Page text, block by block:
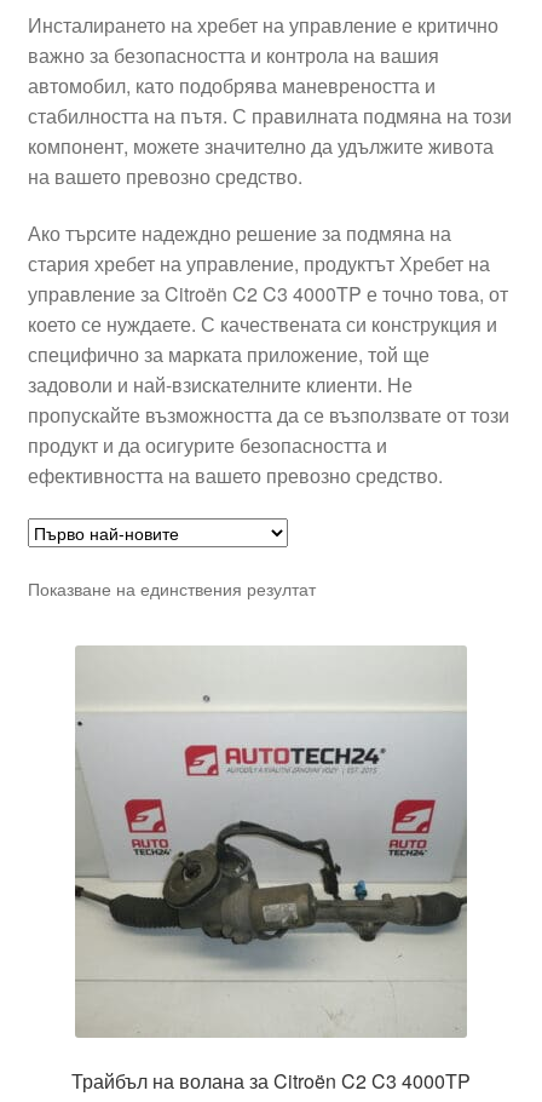
Политика за поверителност
Правила и условия
Процедура за рекламации
Транспорт
Инсталирането на хребет на управление е критично
важно за безопасността и контрола на вашия
автомобил, като подобрява маневреността и
стабилността на пътя. С правилната подмяна на този
компонент, можете значително да удължите живота
на вашето превозно средство.
Ако търсите надеждно решение за подмяна на
стария хребет на управление, продуктът Хребет на
управление за Citroën C2 C3 4000TP е точно това, от
което се нуждаете. С качествената си конструкция и
специфично за марката приложение, той ще
задоволи и най-взискателните клиенти. Не
пропускайте възможността да се възползвате от този
продукт и да осигурите безопасността и
ефективността на вашето превозно средство.
Показване на единствения резултат
Трайбъл на волана за Citroën C2 C3 4000TP